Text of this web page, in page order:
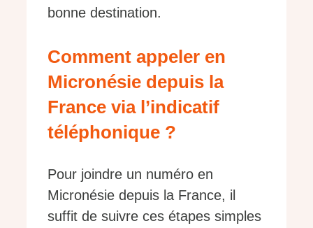
bonne destination.
Comment appeler en
Micronésie depuis la
France via l’indicatif
téléphonique ?
Pour joindre un numéro en
Micronésie depuis la France, il
suffit de suivre ces étapes simples